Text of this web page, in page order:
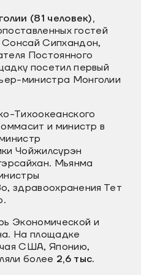
(81 человек),
гостей
Сипхандон,
Постоянного
посетил первый
министра Монголии
Тихоокеанского
и министр в
Чойжилсурэн
Мьянма
здравоохранения Тет
Экономической и
На площадке
США, Японию,
более 2,6 тыс.